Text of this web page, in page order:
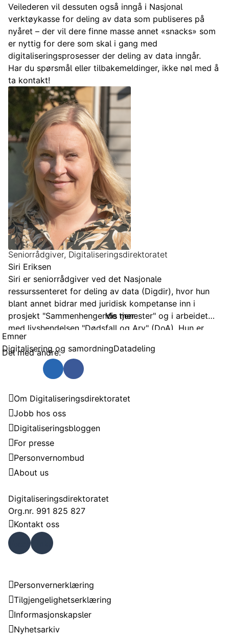
Veilederen vil dessuten også inngå i Nasjonal
verktøykasse for deling av data som publiseres på
nyåret – der vil dere finne masse annet «snacks» som
er nyttig for dere som skal i gang med
digitaliseringsprosesser der deling av data inngår.
Har du spørsmål eller tilbakemeldinger, ikke nøl med å
ta kontakt!
Vis mer
Seniorrådgiver, Digitaliseringsdirektoratet
Siri Eriksen
Siri er seniorrådgiver ved det Nasjonale
ressurssenteret for deling av data (Digdir), hvor hun
blant annet bidrar med juridisk kompetanse inn i
prosjekt "Sammenhengende tjenester" og i arbeidet
med livshendelsen "Dødsfall og Arv" (DoA). Hun er
utdannet jurist og kriminolog, og har tidligere blant
annet arbeidet med rettslige spørsmål knyttet
personvern og forvaltningsrett i a-ordningen og andre
digitaliseringsprosjekter i Skatteetaten.
Emner
Digitalisering og samordningDatadeling
Del med andre:
Send som e-post
Del på TwitterDel på Linkedin
Del på Facebook
Om Digitaliseringsdirektoratet
Jobb hos oss
Digitaliseringsbloggen
For presse
Personvernombud
About us
Digitaliseringsdirektoratet
Org.nr. 991 825 827
Kontakt oss
Faceb
Personvernerklæring
Tilgjengelighetserklæring
Informasjonskapsler
Nyhetsarkiv